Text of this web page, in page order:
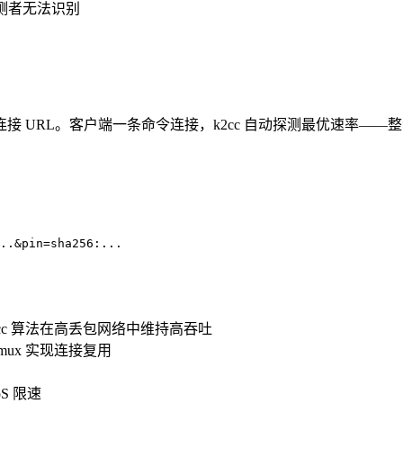
者无法识别
URL。客户端一条命令连接，k2cc 自动探测最优速率——整
算法在高丢包网络中维持高吞吐
实现连接复用
限速